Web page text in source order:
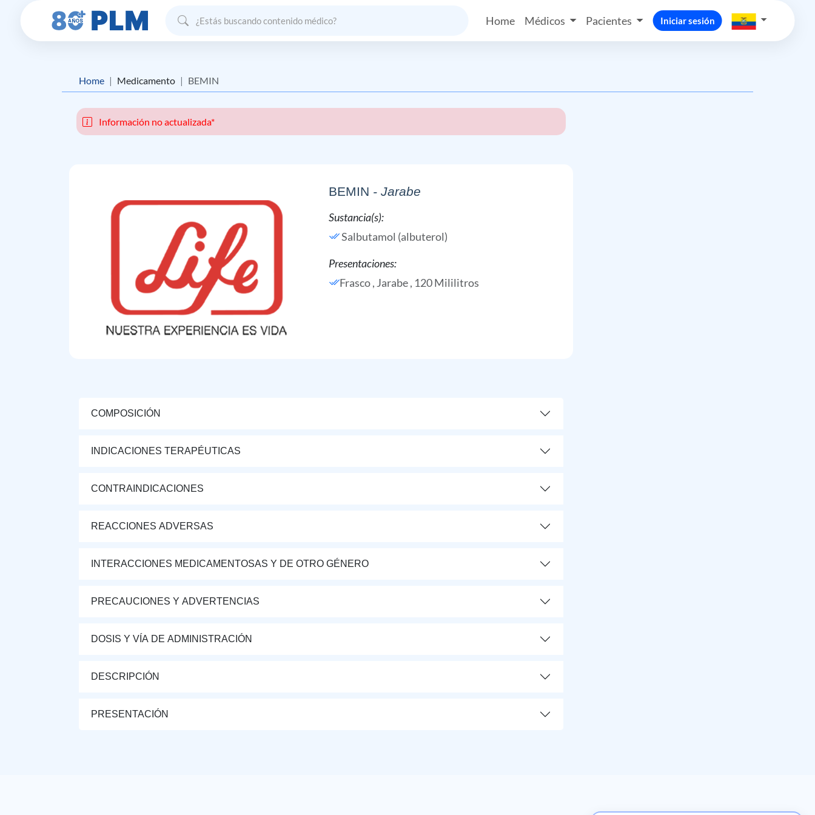
Home Médicos Pacientes Iniciar sesión
Home Medicamento BEMIN
Información no actualizada*
BEMIN - Jarabe
Sustancia(s):
Salbutamol (albuterol)
Presentaciones:
Frasco , Jarabe , 120 Mililitros
COMPOSICIÓN
INDICACIONES TERAPÉUTICAS
CONTRAINDICACIONES
REACCIONES ADVERSAS
INTERACCIONES MEDICAMENTOSAS Y DE OTRO GÉNERO
PRECAUCIONES Y ADVERTENCIAS
DOSIS Y VÍA DE ADMINISTRACIÓN
DESCRIPCIÓN
PRESENTACIÓN